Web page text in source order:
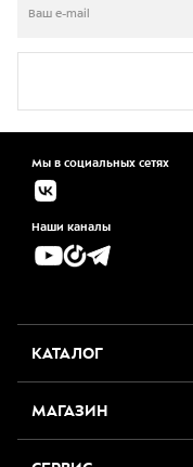
Мы в социальных сетях
Наши каналы
КАТАЛОГ
МАГАЗИН